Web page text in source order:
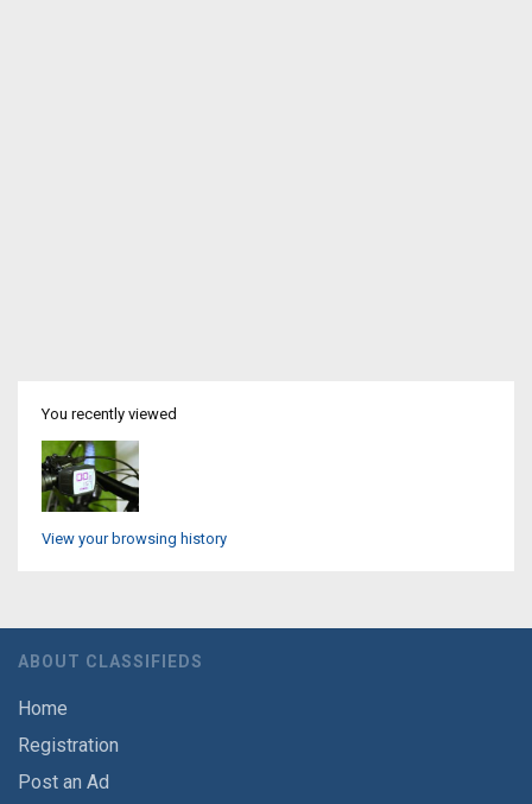
You recently viewed
View your browsing history
ABOUT CLASSIFIEDS
Home
Registration
Post an Ad